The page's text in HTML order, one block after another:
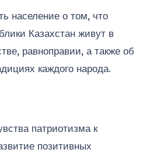
население о том, что
Казахстан живут в
равноправии, а также об
каждого народа.
патриотизма к
позитивных